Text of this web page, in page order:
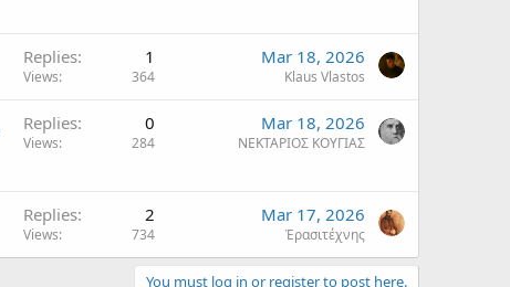
Replies 1
Views 364
Mar 18, 2026
Klaus Vlastos
Replies 0
Views 284
Mar 18, 2026
ΝΕΚΤΑΡΙΟΣ ΚΟΥΓΙΑΣ
Replies 2
Views 734
Mar 17, 2026
Ἐρασιτέχνης
You must log in or register to post here.